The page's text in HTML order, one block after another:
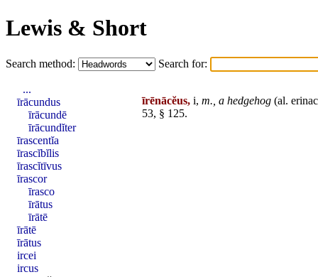
Lewis & Short
Search method: Search for:
īrēnācĕus, i, m., a hedgehog (al.
53, § 125.
...
īrācundus
īrācundē
īrācundĭter
īrascentĭa
īrascĭbĭlis
īrascĭtīvus
īrascor
īrasco
īrātus
īrātē
īrātē
īrātus
ircei
ircus